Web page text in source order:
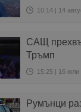
10:14 | 14
САЩ
Тръмп
15:25 | 16 юли
Румънци